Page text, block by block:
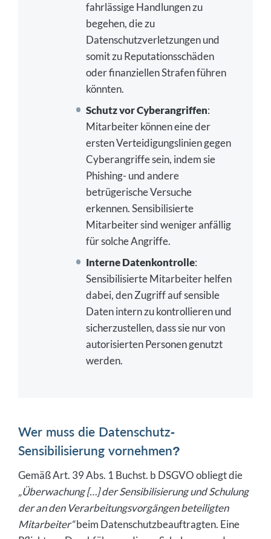
fahrlässige Handlungen zu
begehen, die zu
Datenschutzverletzungen und
somit zu Reputationsschäden
oder finanziellen Strafen führen
könnten.
Schutz vor Cyberangriffen:
Mitarbeiter können eine der
ersten Verteidigungslinien gegen
Cyberangriffe sein, indem sie
Phishing- und andere
betrügerische Versuche
erkennen. Sensibilisierte
Mitarbeiter sind weniger anfällig
für solche Angriffe.
Interne Datenkontrolle:
Sensibilisierte Mitarbeiter helfen
dabei, den Zugriff auf sensible
Daten intern zu kontrollieren und
sicherzustellen, dass sie nur von
autorisierten Personen genutzt
werden.
Wer muss die Datenschutz-
Sensibilisierung vornehmen?
Gemäß Art. 39 Abs. 1 Buchst. b DSGVO obliegt die
„Überwachung […] der Sensibilisierung und Schulung
der an den Verarbeitungsvorgängen beteiligten
Mitarbeiter“beim Datenschutzbeauftragten. Eine